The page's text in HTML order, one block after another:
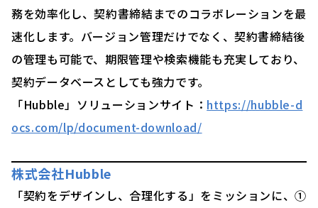
務を効率化し、契約書締結までのコラボレーションを最
速化します。バージョン管理だけでなく、契約書締結後
の管理も可能で、期限管理や検索機能も充実しており、
契約データベースとしても強力です。
「Hubble」ソリューションサイト： https://hubble-d
ocs.com/lp/document-download/
株式会社Hubble
「契約をデザインし、合理化する」をミッションに、①